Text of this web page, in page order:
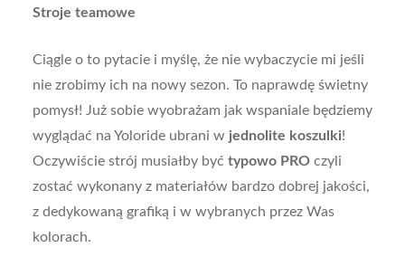
Stroje teamowe
Ciągle o to pytacie i myślę, że nie wybaczycie mi jeśli
nie zrobimy ich na nowy sezon. To naprawdę świetny
pomysł! Już sobie wyobrażam jak wspaniale będziemy
wyglądać na Yoloride ubrani w jednolite koszulki!
Oczywiście strój musiałby być typowo PROczyli
zostać wykonany z materiałów bardzo dobrej jakości,
z dedykowaną grafiką i w wybranych przez Was
kolorach.